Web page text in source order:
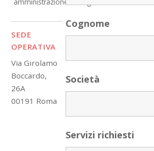
SEDE
OPERATIVA
Via Girolamo
Boccardo,
26A
00191 Roma
Cognome
Società
Servizi richiesti